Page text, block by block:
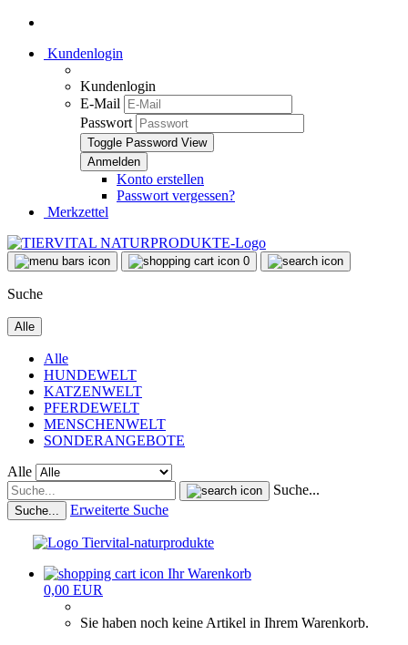
Kundenlogin
Kundenlogin
E-Mail
Passwort
Toggle Password View
Konto erstellen
Passwort vergessen?
Merkzettel
0
Suche
Alle
Alle
HUNDEWELT
KATZENWELT
PFERDEWELT
MENSCHENWELT
SONDERANGEBOTE
Alle
Suche...
Suche... Erweiterte Suche
Ihr Warenkorb
0,00 EUR
Sie haben noch keine Artikel in Ihrem Warenkorb.